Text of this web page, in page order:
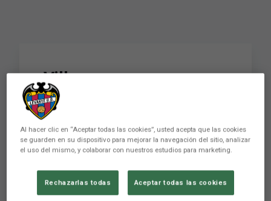
Villacampa:
"Necesitábamos ver
reflejado con goles el
trabajo que hace el
Levante UD"
Al hacer clic en “Aceptar todas las cookies”, usted acepta que las cookies
se guarden en su dispositivo para mejorar la navegación del sitio, analizar
el uso del mismo, y colaborar con nuestros estudios para marketing.
Rechazarlas todas Aceptar todas las cookies